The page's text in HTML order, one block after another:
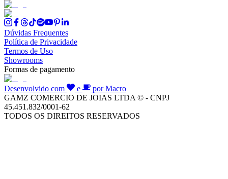
Dúvidas Frequentes
Política de Privacidade
Termos de Uso
Showrooms
Formas de pagamento
Desenvolvido com e
por Macro
GAMZ COMERCIO DE JOIAS LTDA © - CNPJ
45.451.832/0001-62
TODOS OS DIREITOS RESERVADOS